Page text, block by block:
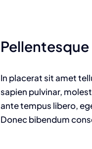
In placerat sit amet
sapien pulvinar,
ante tempus libero,
Donec bibendum